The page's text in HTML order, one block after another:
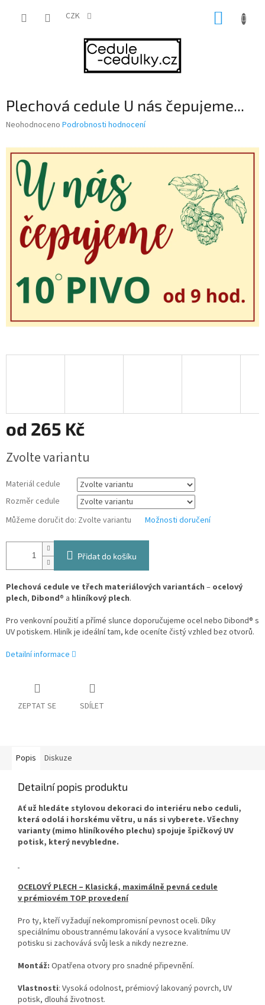
CZK
Plechová cedule U nás čepujeme...
Průměrné
produktu
hvězdiček.
Neohodnoceno Podrobnosti hodnocení
od 265 Kč
cena:
Zvolte variantu
Materiál cedule
Rozměr cedule
Můžeme doručit do: Zvolte variantu Možnosti doručení
Přidat do košíku
Plechová cedule ve třech materiálových variantách – ocelový
plech, Dibond® a hliníkový plech.
Pro venkovní použití a přímé slunce doporučujeme ocel nebo Dibond® s
UV potiskem. Hliník je ideální tam, kde oceníte čistý vzhled bez otvorů.
Detailní informace
ZEPTAT SE SDÍLET
Popis Diskuze
Detailní popis produktu
Ať už hledáte stylovou dekoraci do interiéru nebo ceduli,
která odolá i horskému větru, u nás si vyberete. Všechny
varianty (mimo hliníkového plechu) spojuje špičkový UV
potisk, který nevybledne.
OCELOVÝ PLECH – Klasická, maximálně pevná cedule
v prémiovém TOP provedení
Pro ty, kteří vyžadují nekompromisní pevnost oceli. Díky
speciálnímu oboustrannému lakování a vysoce kvalitnímu UV
potisku si zachovává svůj lesk a nikdy nezrezne.
Montáž: Opatřena otvory pro snadné připevnění.
Vlastnosti: Vysoká odolnost, prémiový lakovaný povrch, UV
potisk, dlouhá životnost.